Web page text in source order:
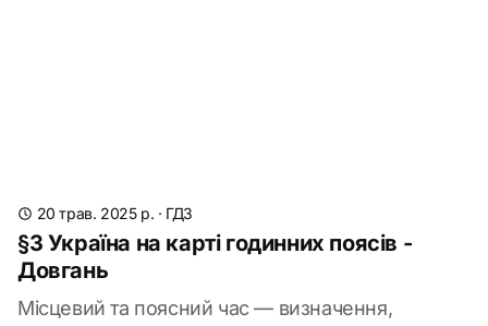
20 трав. 2025 р. · ГДЗ
§3 Україна на карті годинних поясів -
Довгань
Місцевий та поясний час — визначення,